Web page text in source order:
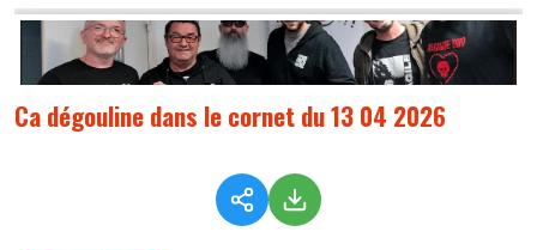
Ca dégouline dans le cornet du 13 04 2026